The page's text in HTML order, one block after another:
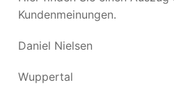
Kundenmeinungen.
Daniel Nielsen
Wuppertal